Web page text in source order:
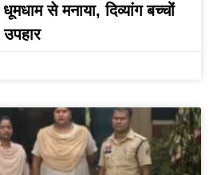
से मनाया, दिव्यांग बच्चों